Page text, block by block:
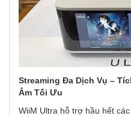
Streaming Đa Dịch Vụ –
Âm Tối Ưu
WiiM Ultra hỗ trợ hầu hết